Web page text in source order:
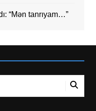
“Mən tanrıyam…”